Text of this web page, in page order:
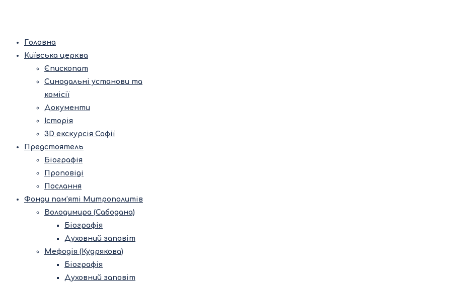
Головна
Київська церква
Єпископат
Синодальні установи та
комісії
Документи
Історія
3D екскурсія Софії
Предстоятель
Біографія
Проповіді
Послання
Фонди пам’яті Митрополитів
Володимира (Сабодана)
Біографія
Духовний заповіт
Мефодія (Кудрякова)
Біографія
Духовний заповіт